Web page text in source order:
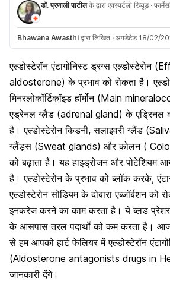
डॉ. प्रणाली पाटीलके द्वारा एक्स्पर्टली रिव्यूड ·
Bhawana Awasthi द्वारा लिखित · अपडेटेड 18/02/
एल्डोस्टेरॉन एंटागोनिस्ट ड्रग्स एल्डोस्टेरोन
aldosterone) के प्रभाव को रोकता है।
मिनरलोकॉर्टिकॉइड हॉर्मोन (Main
एड्रेनल ग्लैंड (adrenal gland) के एड्रिनल
है। एल्डोस्टेरोन किडनी, सलाइवरी ग्लैंड
ग्लैंड्स (Sweat glands) और कोलन (
को बढ़ाता है। यह हाइड्रोजन और पोटेशियम
है। एल्डोस्टेरोन के प्रभाव को ब्लॉक करके,
एल्डोस्टेरोन सोडियम के दोबारा एब्जॉर्बशन को
इनकरेज करने का काम करता है। ये ब्लड
के आसपास तरल पदार्थों को कम करता है।
से हम आपको हार्ट फेलियर में एल्डोस्टेरॉन
(Aldosterone antagonists drugs in
जानकारी देंगे।